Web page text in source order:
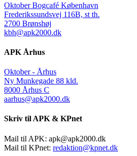
Oktober Bogcafé København
Frederikssundsvej 116B, st th.
2700 Brønshøj
kbh@apk2000.dk
APK Århus
Oktober - Århus
Ny Munkegade 88 kld.
8000 Århus C
aarhus@apk2000.dk
Skriv til APK & KPnet
Mail til APK: apk@apk2000.dk
Mail til KPnet: redaktion@kpnet.dk